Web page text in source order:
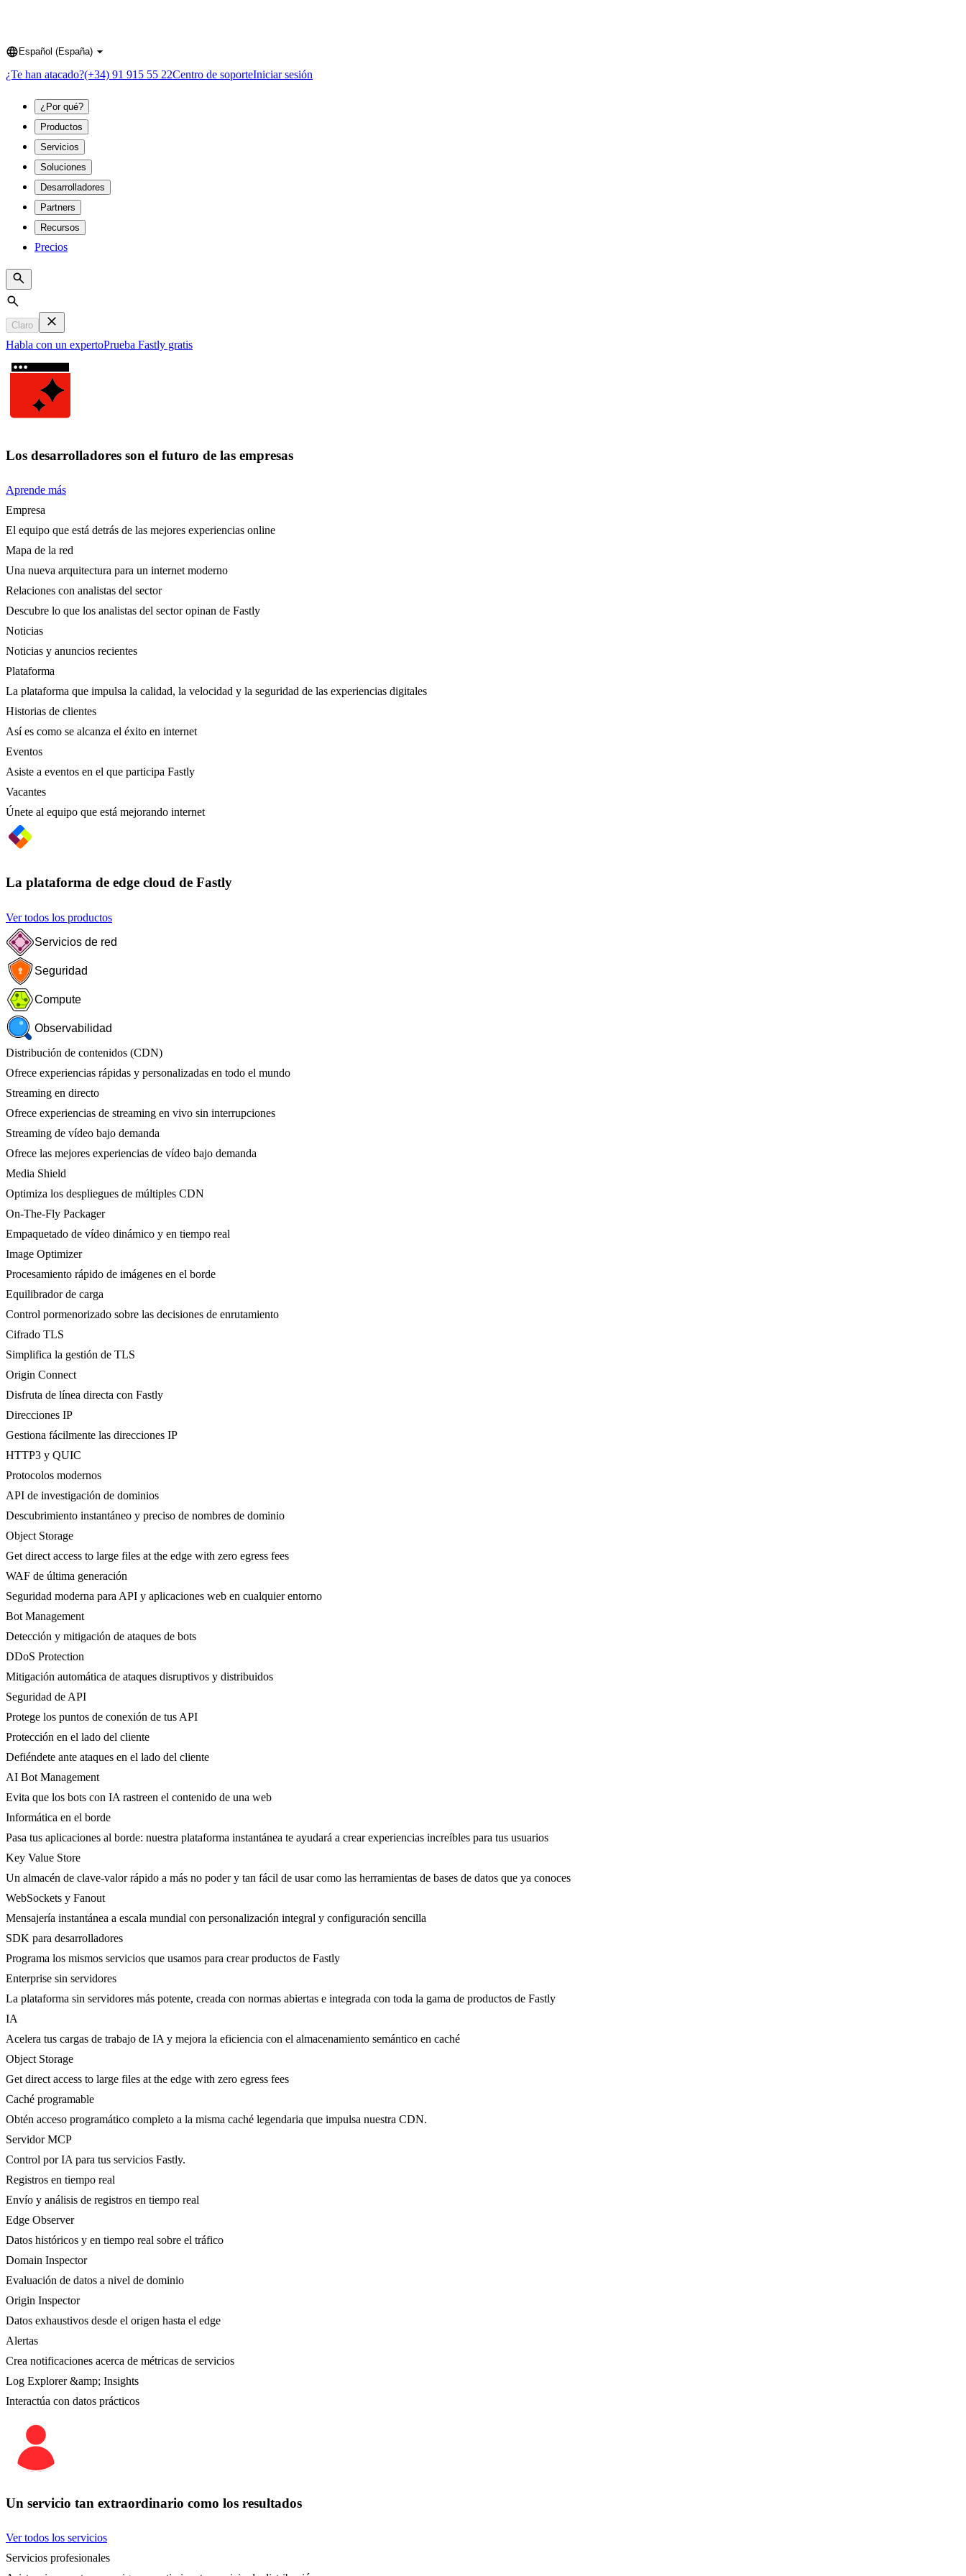
Language
Español (España)
¿Te han atacado?(+34) 91 915 55 22Centro de soporteIniciar sesión
¿Por qué?
Productos
Servicios
Soluciones
Desarrolladores
Partners
Recursos
Precios
Search
Claro
Habla con un expertoPrueba Fastly gratis
Los desarrolladores son el futuro de las empresas
Aprende más
Empresa
El equipo que está detrás de las mejores experiencias online
Mapa de la red
Una nueva arquitectura para un internet moderno
Relaciones con analistas del sector
Descubre lo que los analistas del sector opinan de Fastly
Noticias
Noticias y anuncios recientes
Plataforma
La plataforma que impulsa la calidad, la velocidad y la seguridad de las experiencias digitales
Historias de clientes
Así es como se alcanza el éxito en internet
Eventos
Asiste a eventos en el que participa Fastly
Vacantes
Únete al equipo que está mejorando internet
La plataforma de edge cloud de Fastly
Ver todos los productos
Servicios de red
Seguridad
Compute
Observabilidad
Distribución de contenidos (CDN)
Ofrece experiencias rápidas y personalizadas en todo el mundo
Streaming en directo
Ofrece experiencias de streaming en vivo sin interrupciones
Streaming de vídeo bajo demanda
Ofrece las mejores experiencias de vídeo bajo demanda
Media Shield
Optimiza los despliegues de múltiples CDN
On-The-Fly Packager
Empaquetado de vídeo dinámico y en tiempo real
Image Optimizer
Procesamiento rápido de imágenes en el borde
Equilibrador de carga
Control pormenorizado sobre las decisiones de enrutamiento
Cifrado TLS
Simplifica la gestión de TLS
Origin Connect
Disfruta de línea directa con Fastly
Direcciones IP
Gestiona fácilmente las direcciones IP
HTTP3 y QUIC
Protocolos modernos
API de investigación de dominios
Descubrimiento instantáneo y preciso de nombres de dominio
Object Storage
Get direct access to large files at the edge with zero egress fees
WAF de última generación
Seguridad moderna para API y aplicaciones web en cualquier entorno
Bot Management
Detección y mitigación de ataques de bots
DDoS Protection
Mitigación automática de ataques disruptivos y distribuidos
Seguridad de API
Protege los puntos de conexión de tus API
Protección en el lado del cliente
Defiéndete ante ataques en el lado del cliente
AI Bot Management
Evita que los bots con IA rastreen el contenido de una web
Informática en el borde
Pasa tus aplicaciones al borde: nuestra plataforma instantánea te ayudará a crear experiencias increíbles para tus usuarios
Key Value Store
Un almacén de clave-valor rápido a más no poder y tan fácil de usar como las herramientas de bases de datos que ya conoces
WebSockets y Fanout
Mensajería instantánea a escala mundial con personalización integral y configuración sencilla
SDK para desarrolladores
Programa los mismos servicios que usamos para crear productos de Fastly
Enterprise sin servidores
La plataforma sin servidores más potente, creada con normas abiertas e integrada con toda la gama de productos de Fastly
IA
Acelera tus cargas de trabajo de IA y mejora la eficiencia con el almacenamiento semántico en caché
Object Storage
Get direct access to large files at the edge with zero egress fees
Caché programable
Obtén acceso programático completo a la misma caché legendaria que impulsa nuestra CDN.
Servidor MCP
Control por IA para tus servicios Fastly.
Registros en tiempo real
Envío y análisis de registros en tiempo real
Edge Observer
Datos históricos y en tiempo real sobre el tráfico
Domain Inspector
Evaluación de datos a nivel de dominio
Origin Inspector
Datos exhaustivos desde el origen hasta el edge
Alertas
Crea notificaciones acerca de métricas de servicios
Log Explorer &amp; Insights
Interactúa con datos prácticos
Un servicio tan extraordinario como los resultados
Ver todos los servicios
Servicios profesionales